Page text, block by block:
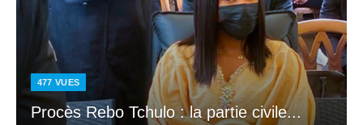
477 VUES
Procès Rebo Tchulo : la partie civile...